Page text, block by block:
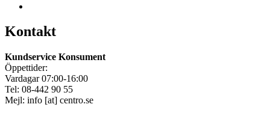
Kontakt
Kundservice Konsument
Öppettider:
Vardagar 07:00-16:00
Tel: 08-442 90 55
Mejl: info [at] centro.se